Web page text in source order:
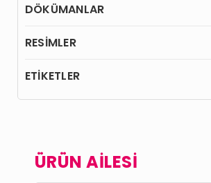
DÖKÜMANLAR
RESİMLER
ETİKETLER
ÜRÜN AİLESİ